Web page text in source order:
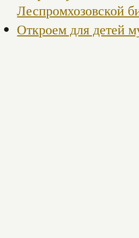
Леспромхозовской
Откроем для детей